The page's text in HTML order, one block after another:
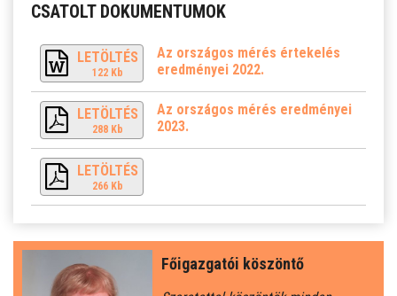
Főigazgatói köszöntő
CSATOLT DOKUMENTUMOK
LETÖLTÉS
122 Kb
Az országos mérés értekelés
eredményei 2022.
LETÖLTÉS
288 Kb
Az országos mérés eredményei
2023.
LETÖLTÉS
266 Kb